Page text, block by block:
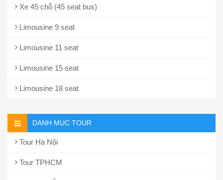
Xe 45 chỗ (45 seat bus)
Limousine 9 seat
Limousine 11 seat
Limousine 15 seat
Limousine 18 seat
DANH MỤC TOUR
Tour Hà Nội
Tour TPHCM